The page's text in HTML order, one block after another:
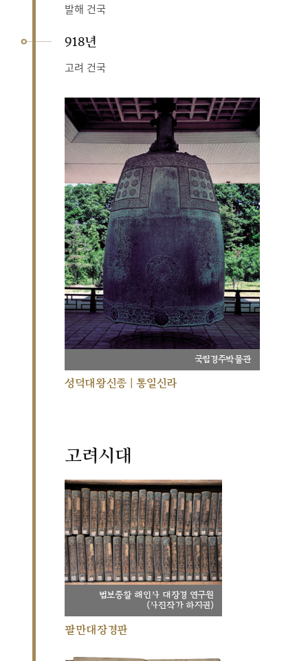
발해 건국
918년
고려 건국
국립경주박물관
성덕대왕신종 | 통일신라
고려시대
법보종찰 해인사 대장경 연구원
(사진작가 하지권)
팔만대장경판